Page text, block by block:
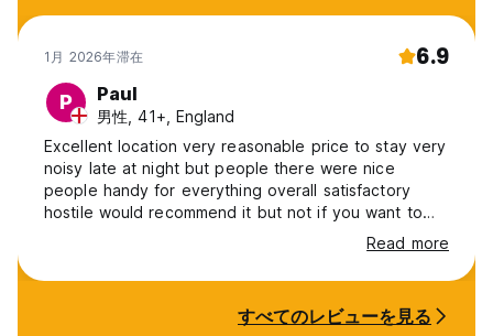
1月 2026年滞在 6.9
P Paul
男性, 41+, England
Excellent location very reasonable price to stay very
noisy late at night but people there were nice
people handy for everything overall satisfactory
hostile would recommend it but not if you want to
Read more
すべてのレビューを見る